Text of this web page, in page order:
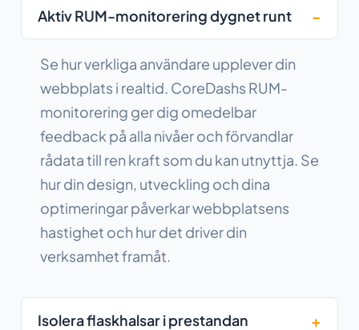
Aktiv RUM-monitorering dygnet runt
Se hur verkliga användare upplever din
webbplats i realtid. CoreDashs RUM-
monitorering ger dig omedelbar
feedback på alla nivåer och förvandlar
rådata till ren kraft som du kan utnyttja. Se
hur din design, utveckling och dina
optimeringar påverkar webbplatsens
hastighet och hur det driver din
verksamhet framåt.
Isolera flaskhalsar i prestandan